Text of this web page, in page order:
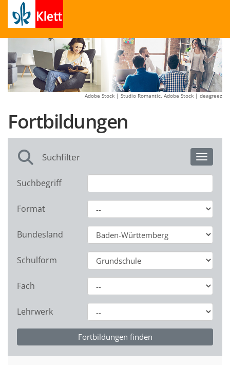
Adobe Stock | Studio Romantic, Adobe Stock | deagreez
Fortbildungen
Toggle
Suchfilter
Suchbegriff
Format
Bundesland
Schulform
Fach
Lehrwerk